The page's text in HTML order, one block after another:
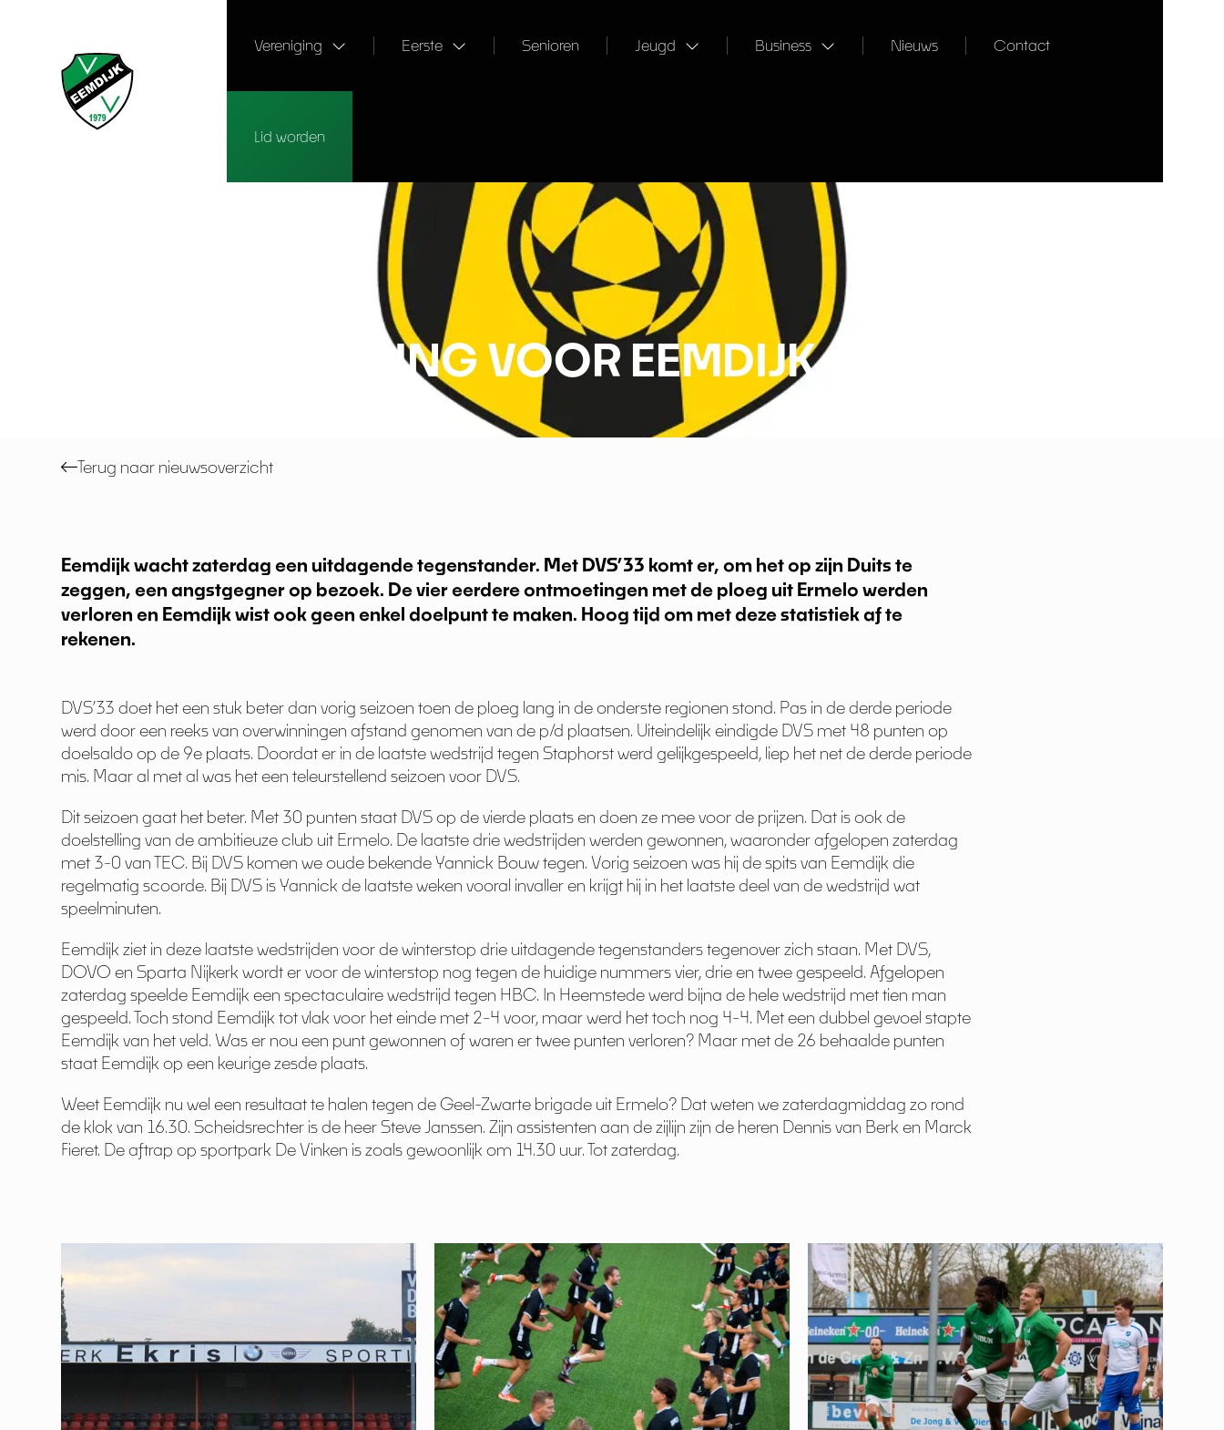
Vereniging Eerste Senioren Jeugd Business Nieuws Contact
Lid worden
PITTIGE UITDAGING VOOR EEMDIJK
Terug naar nieuwsoverzicht
Eemdijk wacht zaterdag een uitdagende tegenstander. Met DVS’33 komt er, om het op zijn Duits te
zeggen, een angstgegner op bezoek. De vier eerdere ontmoetingen met de ploeg uit Ermelo werden
verloren en Eemdijk wist ook geen enkel doelpunt te maken. Hoog tijd om met deze statistiek af te
rekenen.
DVS’33 doet het een stuk beter dan vorig seizoen toen de ploeg lang in de onderste regionen stond. Pas in de derde periode
werd door een reeks van overwinningen afstand genomen van de p/d plaatsen. Uiteindelijk eindigde DVS met 48 punten op
doelsaldo op de 9e plaats. Doordat er in de laatste wedstrijd tegen Staphorst werd gelijkgespeeld, liep het net de derde periode
mis. Maar al met al was het een teleurstellend seizoen voor DVS.
Dit seizoen gaat het beter. Met 30 punten staat DVS op de vierde plaats en doen ze mee voor de prijzen. Dat is ook de
doelstelling van de ambitieuze club uit Ermelo. De laatste drie wedstrijden werden gewonnen, waaronder afgelopen zaterdag
met 3-0 van TEC. Bij DVS komen we oude bekende Yannick Bouw tegen. Vorig seizoen was hij de spits van Eemdijk die
regelmatig scoorde. Bij DVS is Yannick de laatste weken vooral invaller en krijgt hij in het laatste deel van de wedstrijd wat
speelminuten.
Eemdijk ziet in deze laatste wedstrijden voor de winterstop drie uitdagende tegenstanders tegenover zich staan. Met DVS,
DOVO en Sparta Nijkerk wordt er voor de winterstop nog tegen de huidige nummers vier, drie en twee gespeeld. Afgelopen
zaterdag speelde Eemdijk een spectaculaire wedstrijd tegen HBC. In Heemstede werd bijna de hele wedstrijd met tien man
gespeeld. Toch stond Eemdijk tot vlak voor het einde met 2-4 voor, maar werd het toch nog 4-4. Met een dubbel gevoel stapte
Eemdijk van het veld. Was er nou een punt gewonnen of waren er twee punten verloren? Maar met de 26 behaalde punten
staat Eemdijk op een keurige zesde plaats.
Weet Eemdijk nu wel een resultaat te halen tegen de Geel-Zwarte brigade uit Ermelo? Dat weten we zaterdagmiddag zo rond
de klok van 16.30. Scheidsrechter is de heer Steve Janssen. Zijn assistenten aan de zijlijn zijn de heren Dennis van Berk en Marck
Fieret. De aftrap op sportpark De Vinken is zoals gewoonlijk om 14.30 uur. Tot zaterdag.